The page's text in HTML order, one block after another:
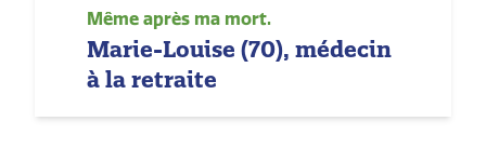
Même après ma mort.
Marie-Louise (70), médecin
à la retraite